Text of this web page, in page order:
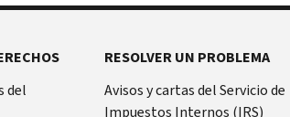
del
RESOLVER UN PROBLEMA
Avisos y cartas del Servicio de
Impuestos Internos (IRS)